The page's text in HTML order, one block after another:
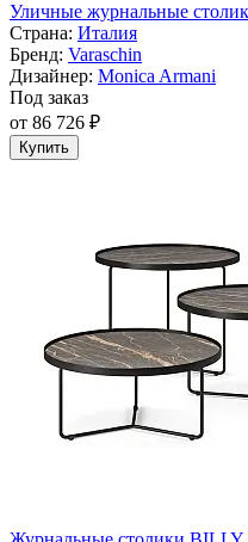
Уличные журнальные
Страна: Италия
Бренд: Varaschin
Дизайнер: Monica Armani
Под заказ
от 86 726 ₽
Купить